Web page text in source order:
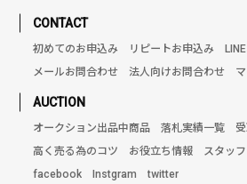
CONTACT
初めてのお申込み リピートお申込み
メールお問合わせ
法人向けお問合わせ
AUCTION
オークション出品中商品 落札実績一覧
高く売る為のコツ
お役立ち情報 スタッ
facebook
Instgram twitter